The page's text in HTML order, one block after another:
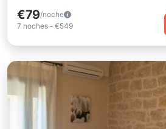
€79/noche
7 noches - €549